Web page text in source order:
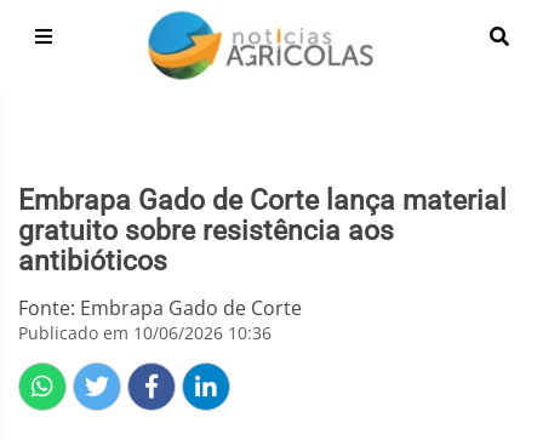
Embrapa Gado de Corte lança material
gratuito sobre resistência aos
antibióticos
Fonte: Embrapa Gado de Corte
Publicado em 10/06/2026 10:36